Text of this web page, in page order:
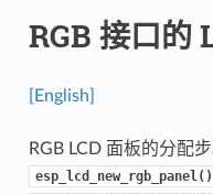
RGB 接口的
[English]
RGB LCD 面板的分配
esp_lcd_new_rgb_panel()